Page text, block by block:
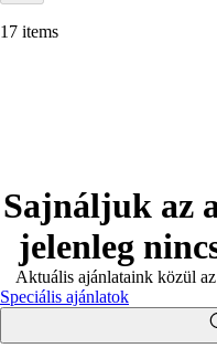
17 items
Sajnáljuk az
jelenleg
Aktuális ajánlataink közül
Speciális ajánlatok